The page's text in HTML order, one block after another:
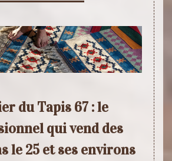
du Tapis 67 : le
qui vend des
le 25 et ses environs
ne